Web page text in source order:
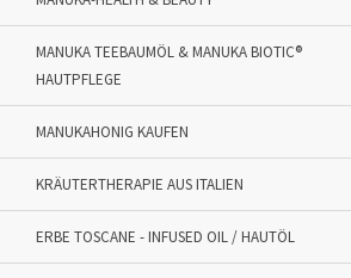
MANUKA TEEBAUMÖL & MANUKA BIOTIC®
HAUTPFLEGE
MANUKAHONIG KAUFEN
KRÄUTERTHERAPIE AUS ITALIEN
ERBE TOSCANE - INFUSED OIL / HAUTÖL